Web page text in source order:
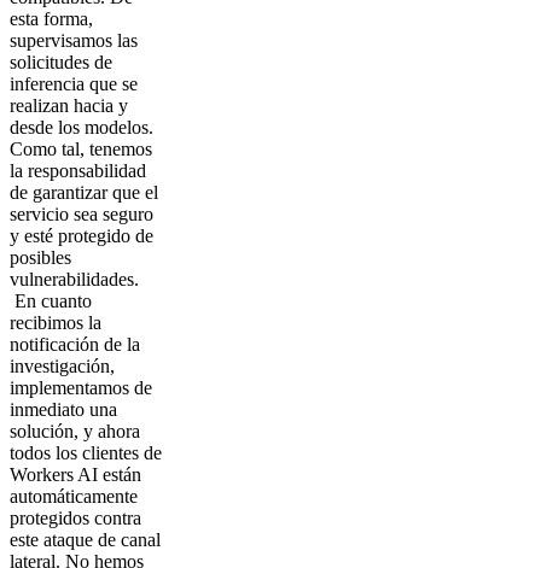
esta forma,
supervisamos las
solicitudes de
inferencia que se
realizan hacia y
desde los modelos.
Como tal, tenemos
la responsabilidad
de garantizar que el
servicio sea seguro
y esté protegido de
posibles
vulnerabilidades.
En cuanto
recibimos la
notificación de la
investigación,
implementamos de
inmediato una
solución, y ahora
todos los clientes de
Workers AI están
automáticamente
protegidos contra
este ataque de canal
lateral. No hemos